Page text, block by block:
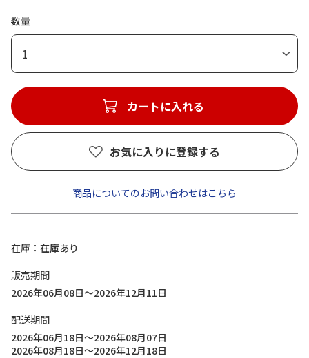
数量
1
カートに入れる
お気に入りに登録する
商品についてのお問い合わせはこちら
在庫
在庫あり
販売期間
2026年06月08日～2026年12月11日
配送期間
2026年06月18日～2026年08月07日
2026年08月18日～2026年12月18日